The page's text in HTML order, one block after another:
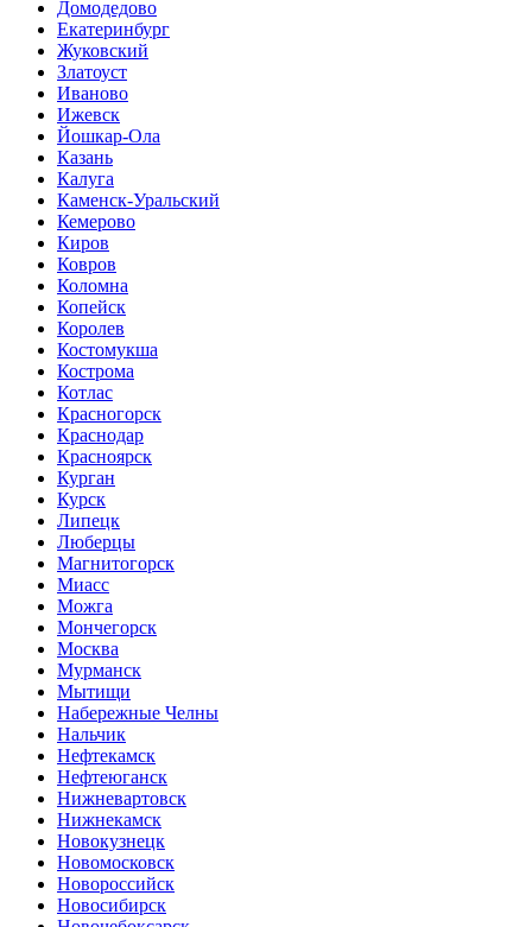
Домодедово
Екатеринбург
Жуковский
Златоуст
Иваново
Ижевск
Йошкар-Ола
Казань
Калуга
Каменск-Уральский
Кемерово
Киров
Ковров
Коломна
Копейск
Королев
Костомукша
Кострома
Котлас
Красногорск
Краснодар
Красноярск
Курган
Курск
Липецк
Люберцы
Магнитогорск
Миасс
Можга
Мончегорск
Москва
Мурманск
Мытищи
Набережные Челны
Нальчик
Нефтекамск
Нефтеюганск
Нижневартовск
Нижнекамск
Новокузнецк
Новомосковск
Новороссийск
Новосибирск